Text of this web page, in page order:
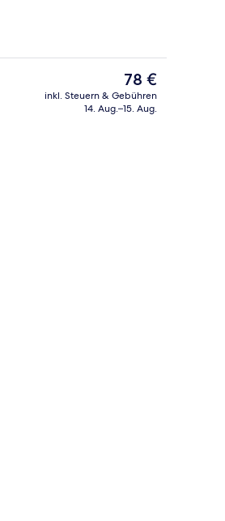
Doppelzimmer, 2 Doppelbetten |
Der
aktuelle
Preis
78 €
inkl. Steuern & Gebühren
14. Aug.–15. Aug.